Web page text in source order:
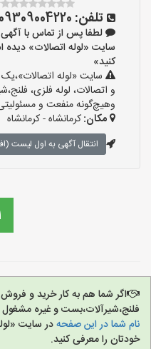
تلفن: 09309004220
لطفا پس از تماس با
کنید»
سایت «لوله
و اتصالات، لوله فلزی،
وهیچ‌گونه منفعت و
مکان:کرمانشاه - کرمانشاه
انتقال آگهی به اول لیست
اگر شما هم به کار خرید و فروش
فلنج،شیرآلات،بست و غیره
نام شما در این صفحهدر سایت
خودتان را معرفی کنید.